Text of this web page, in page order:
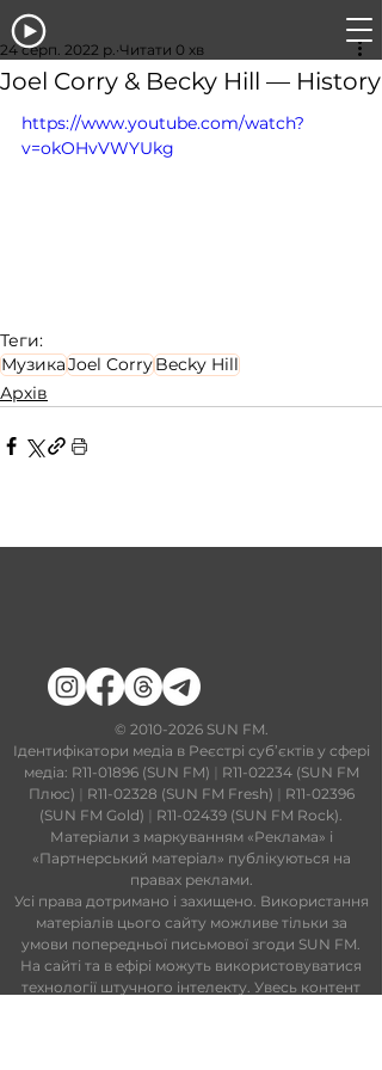
Joel Corry & Becky Hill — History
24 серп. 2022 р. Читати 0 хв
https://www.youtube.com/watch?
v=okOHvVWYUkg
Теги:
МузикаJoel CorryBecky Hill
Архів
​© 2010-2026SUN FM.
Ідентифікатори медіа в Реєстрі суб’єктів у сфері
медіа: R11-01896 (SUN FM) | R11-02234 (SUN FM
Плюс) | R11-02328 (SUN FM Fresh) | R11-02396
(SUN FM Gold) | R11-02439 (SUN FM Rock).
Матеріали з маркуванням «Реклама» і
«Партнерський матеріал» публікуються на
правах реклами.
Усі права дотримано і захищено. Використання
матеріалів цього сайту можливе тільки за
умови попередньої письмової згоди SUN FM.
На сайті та в ефірі можуть використовуватися
технології штучного інтелекту. Увесь контент